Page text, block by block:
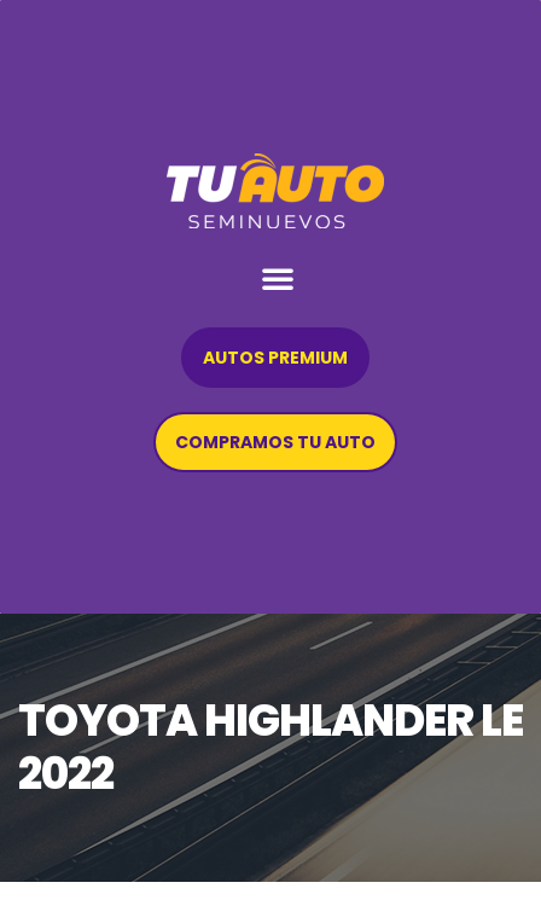
AUTOS PREMIUM
COMPRAMOS TU AUTO
TOYOTA HIGHLANDER LE
2022